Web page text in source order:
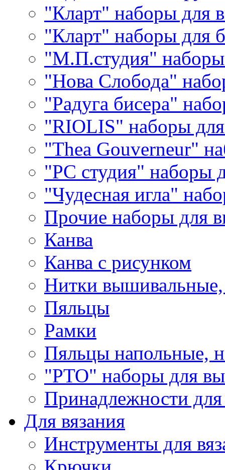
"Кларт" наборы для
"Кларт" наборы для
"М.П.студия"
"Нова Слобода"
"Радуга бисера"
"RIOLIS" наборы
"Thea Gouverneur"
"РС студия" наборы
"Чудесная игла"
Прочие наборы для
Канва
Канва с рисунком
Нитки
Пяльцы
Рамки
Пяльцы напольные,
"РТО" наборы для
Принадлежности
Для вязания
Инструменты для